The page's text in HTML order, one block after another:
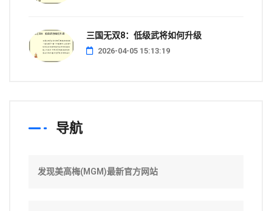
三国无双8：低级武将如何升级
2026-04-05 15:13:19
导航
发现美高梅(MGM)最新官方网站